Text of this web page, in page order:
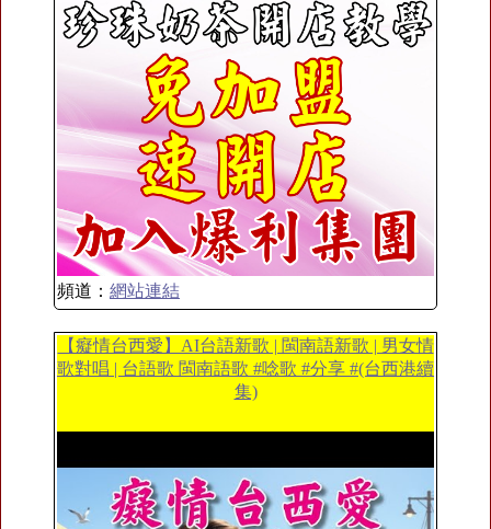
頻道： 網站連結
【癡情台西愛】AI台語新歌 | 閩南語新歌 | 男女情
歌對唱 | 台語歌 閩南語歌 #唸歌 #分享 #(台西港續
集)